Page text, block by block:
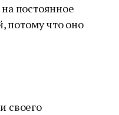
постоянное
потому что оно
своего